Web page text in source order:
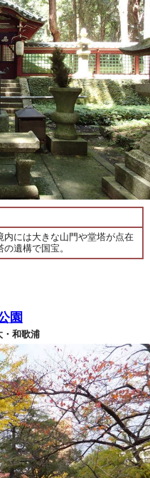
内には大きな山門や堂塔が点在
遺構で国宝。
園
・和歌浦